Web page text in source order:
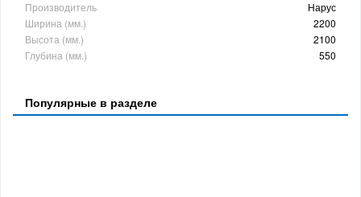
Производитель
Нарус
Ширина (мм.)
2200
Высота (мм.)
2100
Глубина (мм.)
550
Популярные в разделе